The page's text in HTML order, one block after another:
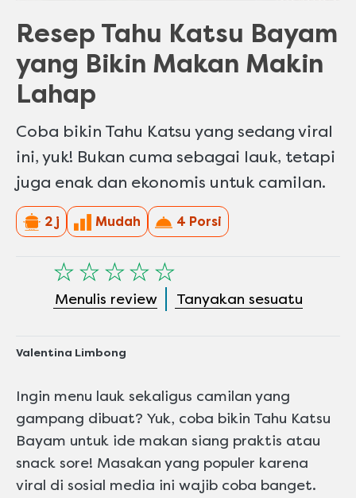
Resep Tahu Katsu Bayam
yang Bikin Makan Makin
Lahap
Coba bikin Tahu Katsu yang sedang viral
ini, yuk! Bukan cuma sebagai lauk, tetapi
juga enak dan ekonomis untuk camilan.
2 j Mudah 4 Porsi
Tidak
ada
peringkat
untuk
Menulis review Tanyakan sesuatu
Valentina Limbong
Ingin menu lauk sekaligus camilan yang
gampang dibuat? Yuk, coba bikin Tahu Katsu
Bayam untuk ide makan siang praktis atau
snack sore! Masakan yang populer karena
viral di sosial media ini wajib coba banget.